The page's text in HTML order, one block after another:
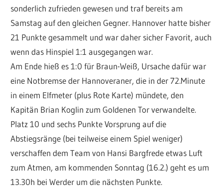
sonderlich zufrieden gewesen und traf bereits am
Samstag auf den gleichen Gegner. Hannover hatte bisher
21 Punkte gesammelt und war daher sicher Favorit, auch
wenn das Hinspiel 1:1 ausgegangen war.
Am Ende hieß es 1:0 für Braun-Weiß, Ursache dafür war
eine Notbremse der Hannoveraner, die in der 72.Minute
in einem Elfmeter (plus Rote Karte) mündete, den
Kapitän Brian Koglin zum Goldenen Tor verwandelte.
Platz 10 und sechs Punkte Vorsprung auf die
Abstiegsränge (bei teilweise einem Spiel weniger)
verschaffen dem Team von Hansi Bargfrede etwas Luft
zum Atmen, am kommenden Sonntag (16.2.) geht es um
13.30h bei Werder um die nächsten Punkte.